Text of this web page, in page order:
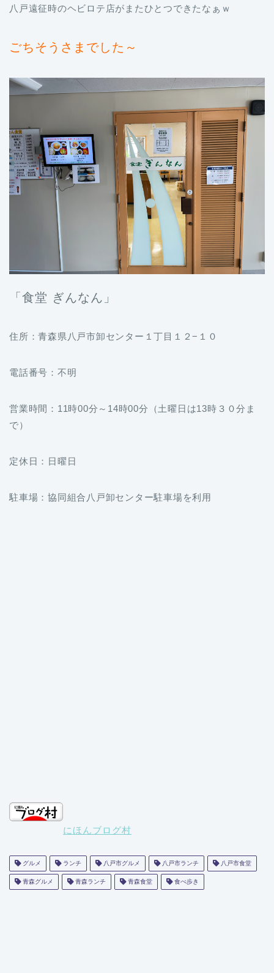
八戸遠征時のヘビロテ店がまたひとつできたなぁｗ
ごちそうさまでした～
「食堂 ぎんなん」
住所：青森県八戸市卸センター１丁目１２−１０
電話番号：不明
営業時間：11時00分～14時00分（土曜日は13時３０分ま
で）
定休日：日曜日
駐車場：協同組合八戸卸センター駐車場を利用
にほんブログ村
グルメ ランチ 八戸市グルメ 八戸市ランチ 八戸市食堂
青森グルメ 青森ランチ 青森食堂 食べ歩き